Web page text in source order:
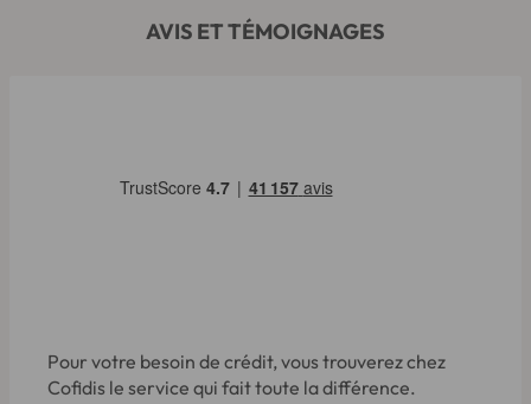
AVIS ET TÉMOIGNAGES
Pour votre besoin de crédit, vous trouverez chez
Cofidis le service qui fait toute la différence.